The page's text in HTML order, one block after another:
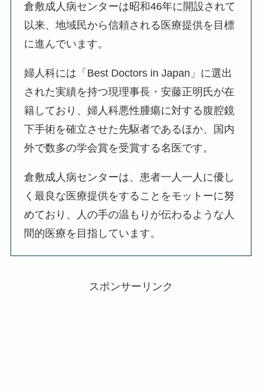
倉敷成人病センターは昭和46年に開設されて
以来、地域民から信頼される医療提供を目標
に進んでいます。
婦人科には「Best Doctors in Japan」に選出
された実績を持つ現理事長・安藤正明氏が在
籍しており、婦人科悪性腫瘍に対する腹腔鏡
下手術を確立させた先駆者であるほか、国内
外で数多の学会賞を受賞する名医です。
倉敷成人病センターは、患者一人一人に優し
く最良な医療提供をすることをモットーに努
めており、人の手の温もりが伝わるような人
間的医療を目指しています。
スポンサーリンク